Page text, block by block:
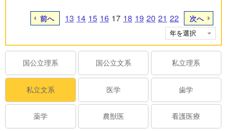
前へ 13 14 15 16 17 18 19 20 21 22 次へ
国公立理系 国公立文系 私立理系
私立文系 医学 歯学
薬学 農獣医 看護医療